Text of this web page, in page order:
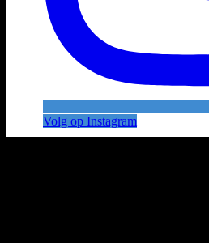
Volg op Instagram